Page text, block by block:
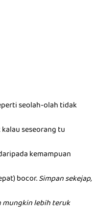
seolah-olah tidak
seseorang tu
kemampuan
bocor.Simpan sekejap,
mungkin lebih teruk